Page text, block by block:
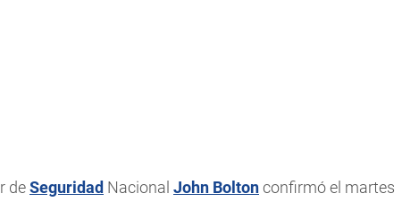
deSeguridad Nacional John Boltonconfirmó el martes